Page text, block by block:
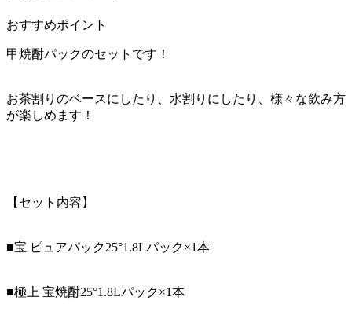
おすすめポイント
甲焼酎パックのセットです！
お茶割りのベースにしたり、水割りにしたり、様々な飲み方
が楽しめます！
【セット内容】
■宝 ピュアパック25°1.8Lパック×1本
■極上 宝焼酎25°1.8Lパック×1本